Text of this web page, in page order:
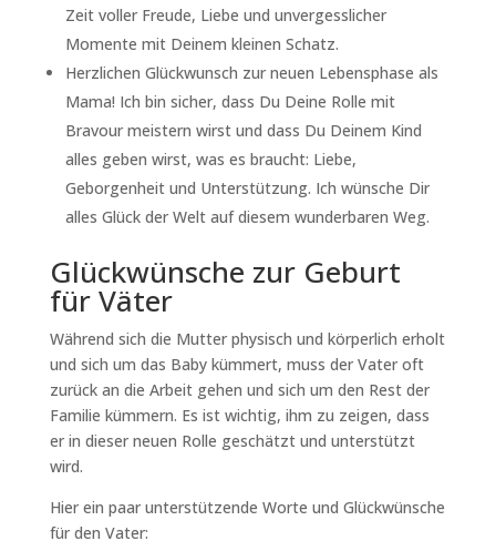
Zeit voller Freude, Liebe und unvergesslicher
Momente mit Deinem kleinen Schatz.
Herzlichen Glückwunsch zur neuen Lebensphase als
Mama! Ich bin sicher, dass Du Deine Rolle mit
Bravour meistern wirst und dass Du Deinem Kind
alles geben wirst, was es braucht: Liebe,
Geborgenheit und Unterstützung. Ich wünsche Dir
alles Glück der Welt auf diesem wunderbaren Weg.
Glückwünsche zur Geburt
für Väter
Während sich die Mutter physisch und körperlich erholt
und sich um das Baby kümmert, muss der Vater oft
zurück an die Arbeit gehen und sich um den Rest der
Familie kümmern. Es ist wichtig, ihm zu zeigen, dass
er in dieser neuen Rolle geschätzt und unterstützt
wird.
Hier ein paar unterstützende Worte und Glückwünsche
für den Vater: